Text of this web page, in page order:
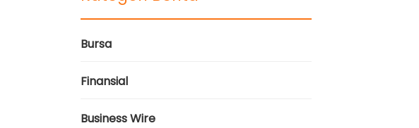
Bursa
Finansial
Business Wire